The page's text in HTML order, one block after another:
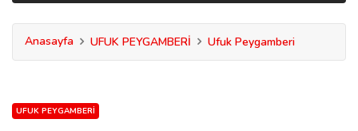
Anasayfa UFUK PEYGAMBERİ Ufuk Peygamberi
UFUK PEYGAMBERI